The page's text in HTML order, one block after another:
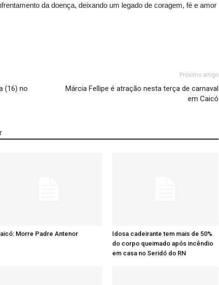
da doença, deixando um legado de coragem, fé e amor
(16) no
Próximo artigo
Márcia Fellipe é atração nesta terça de carnaval
em Caicó
Morre Padre Antenor
Idosa cadeirante tem mais de 50%
do corpo queimado após incêndio
em casa no Seridó do RN